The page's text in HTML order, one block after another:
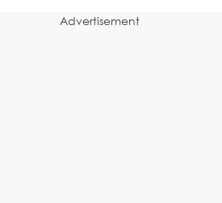
Advertisement